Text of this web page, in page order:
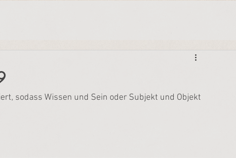
sodass Wissen und Sein oder Subjekt und Objekt